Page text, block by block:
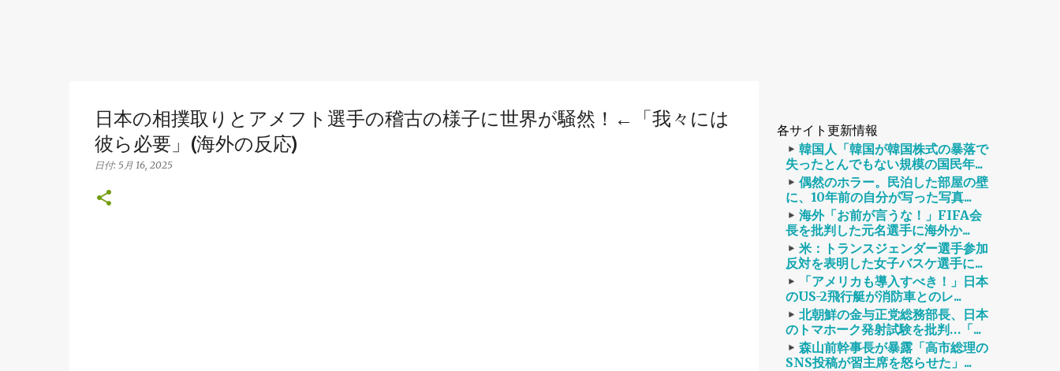
日本の相撲取りとアメフト選手の稽古の様子に世界が騒然！←「我々には
彼ら必要」(海外の反応)
日付: 5月 16, 2025
各サイト更新情報
韓国人「韓国が韓国株式の暴落で
失ったとんでもない規模の国民年...
偶然のホラー。民泊した部屋の壁
に、10年前の自分が写った写真...
海外「お前が言うな！」FIFA会
長を批判した元名選手に海外か...
米：トランスジェンダー選手参加
反対を表明した女子バスケ選手に...
「アメリカも導入すべき！」日本
のUS-2飛行艇が消防車とのレ...
北朝鮮の金与正党総務部長、日本
のトマホーク発射試験を批判…「...
森山前幹事長が暴露「高市総理の
SNS投稿が習主席を怒らせた」...